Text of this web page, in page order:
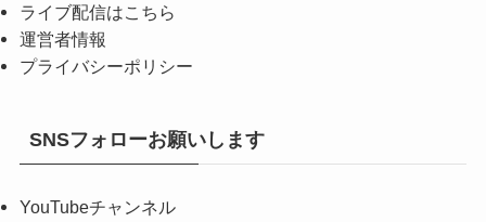
ライブ配信はこちら
運営者情報
プライバシーポリシー
SNSフォローお願いします
YouTubeチャンネル